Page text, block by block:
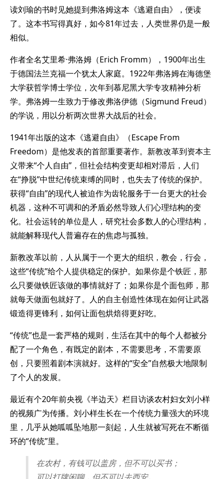
读刘瑜的书时见她提到弗洛姆这本《逃避自由》，便读
了。这本书写得真好，如今81年过去，人类世界仍是一般
相似。
作者全名艾里希·弗洛姆（Erich Fromm），1900年出生
于德国法兰克福一个犹太人家庭。1922年弗洛姆在海德堡
大学获哲学博士学位，次年到慕尼黑大学专攻精神分析
学。弗洛姆一生致力于修改弗洛伊德（Sigmund Freud）
的学说，用以分析两次世界大战后的社会。
1941年出版的这本《逃避自由》（Escape From
Freedom）是他发表的首部重要著作。新教改革到资本主
义带来“个人自由”，但社会结构变更却相对滞后，人们
在“挣脱”中世纪传统束缚的同时，也失去了传统的保护。
获得“自由”的现代人被迫作为齿轮服务于一台更大的社会
机器，这种不可调和的矛盾必然导致人们心理结构的变
化。社会运转的单位是人，研究社会多数人的心理结构，
就能解释现代人普遍存在的焦虑与孤独。
新教改革以前，人从属于一个更大的组织，教会，行会，
这些“传统”给个人提供稳定的保护。如果你是个铁匠，那
么只要做铁匠该做的事情就好了；如果你是个面包师，那
就每天做面包就好了。人的自主创造性体现在如何让武器
锻造得更锋利，如何让面包烘焙得更好吃。
“传统”也是一套严格的规则，生活在其中的每个人都被分
配了一个角色，有既定的剧本，不需要思考，不需要原
创，只要照着剧本演就好。这样的“安全”自然极大地限制
了个人的发展。
最近有个20年前央视《半边天》栏目访谈农村妇女刘小样
的视频广为传播。刘小样生长在一个传统力量强大的环境
里，几乎从她呱呱坠地那一刻起，人生就被写死在不断循
环的“传统”里。
在农村，有钱可以盖房，但不可以买书；